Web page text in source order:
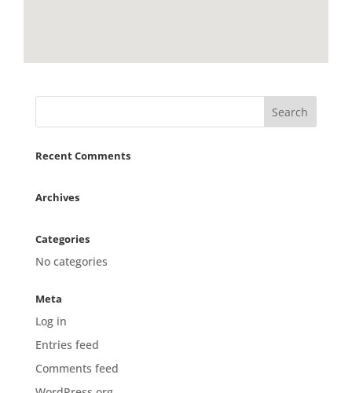
Recent Comments
Archives
Categories
No categories
Meta
Log in
Entries feed
Comments feed